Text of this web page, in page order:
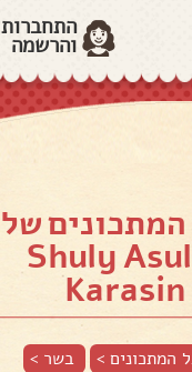
התחברות
והרשמה
של
Shuly
Karasin
המתכונים > בשר >